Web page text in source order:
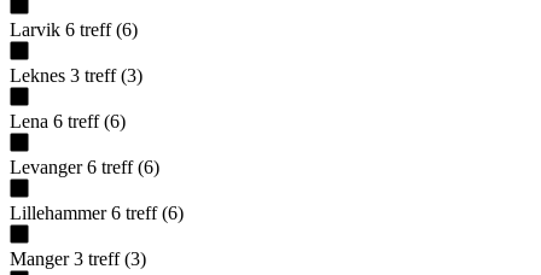
Larvik 6 treff (6)
Leknes 3 treff (3)
Lena 6 treff (6)
Levanger 6 treff (6)
Lillehammer 6 treff (6)
Manger 3 treff (3)